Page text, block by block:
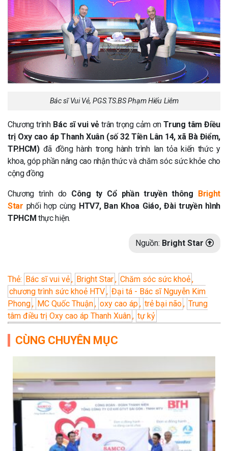
Bác sĩ Vui Vẻ, PGS.TS.BS Phạm Hiếu Liêm
Chương trình Bác sĩ vui vẻtrân trọng cảm ơnTrung tâm Điều
trị Oxy cao áp Thanh Xuân (số 32 Tiền Lân 14, xã Bà Điểm,
TP.HCM) đã đồng hành trong hành trình lan tỏa kiến thức y
khoa, góp phần nâng cao nhận thức và chăm sóc sức khỏe cho
cộng đồng
Chương trình do Công ty Cổ phần truyền thông Bright
Star phối hợp cùng HTV7, Ban Khoa Giáo, Đài truyền hình
TPHCM thực hiện.
Nguồn: Bright Star
Thẻ: Bác sĩ vui vẻ, Bright Star, Chăm sóc sức khoẻ,
chương trình sức khoẻ HTV, Đại tá - Bác sĩ Nguyễn Kim
Phong, MC Quốc Thuận, oxy cao áp, trẻ bại não, Trung
tâm điều trị Oxy cao áp Thanh Xuân, tự kỷ
CÙNG CHUYÊN MỤC